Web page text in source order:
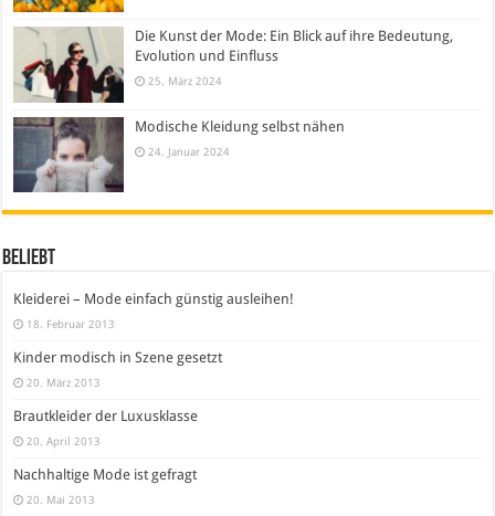
Die Kunst der Mode: Ein Blick auf ihre Bedeutung,
Evolution und Einfluss
25. März 2024
Modische Kleidung selbst nähen
24. Januar 2024
Beliebt
Kleiderei – Mode einfach günstig ausleihen!
18. Februar 2013
Kinder modisch in Szene gesetzt
20. März 2013
Brautkleider der Luxusklasse
20. April 2013
Nachhaltige Mode ist gefragt
20. Mai 2013